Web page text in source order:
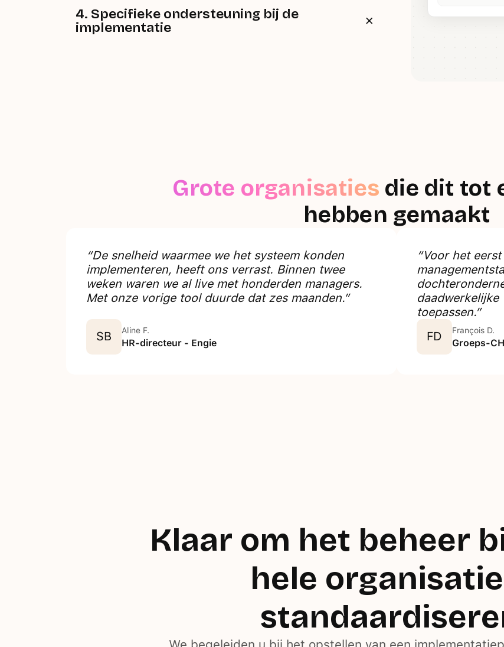
4. Specifieke ondersteuning bij de
implementatie
Grote organisaties die dit tot
hebben gemaakt
“De snelheid waarmee we het systeem konden
implementeren, heeft ons verrast. Binnen twee
weken waren we al live met honderden managers.
Met onze vorige tool duurde dat zes maanden.”
SB Aline F.
HR-directeur - Engie
“Voor het
daadwerkelijke
toepassen.”
FD
François D.
Groeps-
Klaar om het beheer
hele